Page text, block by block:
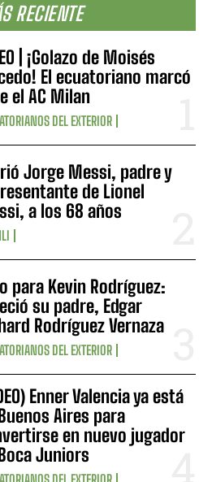
RECIENTE
| ¡Golazo de Moisés
El ecuatoriano marcó
el AC Milan
DEL EXTERIOR
Jorge Messi, padre y
de Lionel
a los 68 años
para Kevin Rodríguez:
su padre, Edgar
Rodríguez Vernaza
DEL EXTERIOR
Enner Valencia ya está
Aires para
en nuevo jugador
Juniors